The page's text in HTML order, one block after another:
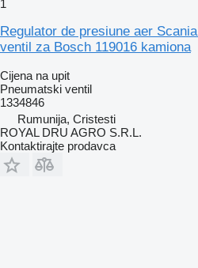
1
Regulator de presiune aer
ventil za Bosch 119016 kamiona
Cijena na upit
Pneumatski ventil
1334846
Rumunija, Cristesti
ROYAL DRU AGRO S.R.L.
Kontaktirajte prodavca